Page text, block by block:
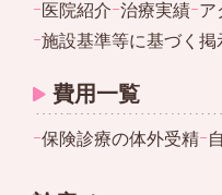
ｰ医院紹介ｰ治療実績ｰア
ｰ施設基準等に基づく掲
費用一覧
ｰ保険診療の体外受精ｰ